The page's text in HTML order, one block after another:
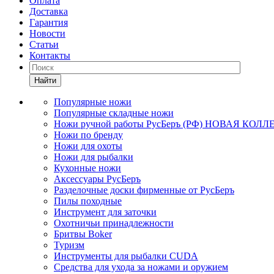
Доставка
Гарантия
Новости
Статьи
Контакты
Найти
Популярные ножи
Популярные складные ножи
Ножи ручной работы РусБеръ (РФ) НОВАЯ
Ножи по бренду
Ножи для охоты
Ножи для рыбалки
Кухонные ножи
Аксессуары РусБеръ
Разделочные доски фирменные от РусБеръ
Пилы походные
Инструмент для заточки
Охотничьи принадлежности
Бритвы Boker
Туризм
Инструменты для рыбалки CUDA
Средства для ухода за ножами и оружием